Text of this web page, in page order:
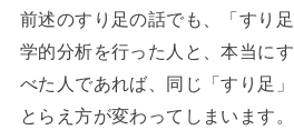
前述のすり足の話でも、「すり
学的分析を行った人と、本当に
べた人であれば、同じ「すり足
とらえ方が変わってしまいます。